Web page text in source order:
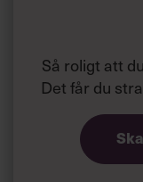
Så roligt att
Det får du